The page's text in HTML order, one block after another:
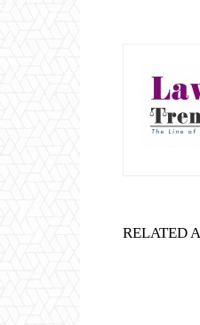
RELATED